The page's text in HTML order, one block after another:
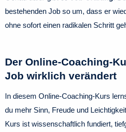
bestehenden Job so um, dass er
ohne sofort einen radikalen Schritt
Der Online-Coaching-
Job wirklich verändert
In diesem Online-Coaching-Kurs
du mehr Sinn, Freude und
Kurs ist wissenschaftlich fundiert,